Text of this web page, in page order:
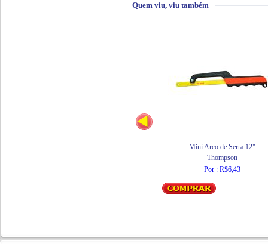
Quem viu, viu também
Mini Arco de Serra 12"
Thompson
Por : R$6,43